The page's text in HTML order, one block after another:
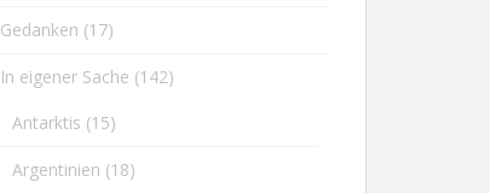
Gedanken (17)
In eigener Sache (142)
Antarktis (15)
Argentinien (18)